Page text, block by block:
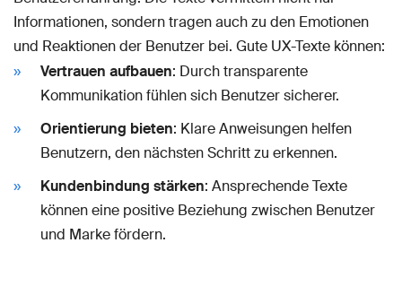
Informationen, sondern tragen auch zu den Emotionen
und Reaktionen der Benutzer bei. Gute UX-Texte können:
Vertrauen aufbauen: Durch transparente
Kommunikation fühlen sich Benutzer sicherer.
Orientierung bieten: Klare Anweisungen helfen
Benutzern, den nächsten Schritt zu erkennen.
Kundenbindung stärken: Ansprechende Texte
können eine positive Beziehung zwischen Benutzer
und Marke fördern.